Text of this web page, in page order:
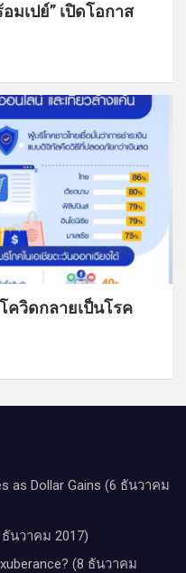
มเปย์” เปิดโอกาส
ควิดกลายเป็นโรค
as Dollar Gains (6 ธันวาคม
ธันวาคม 2017)
(8 ธันวาคม